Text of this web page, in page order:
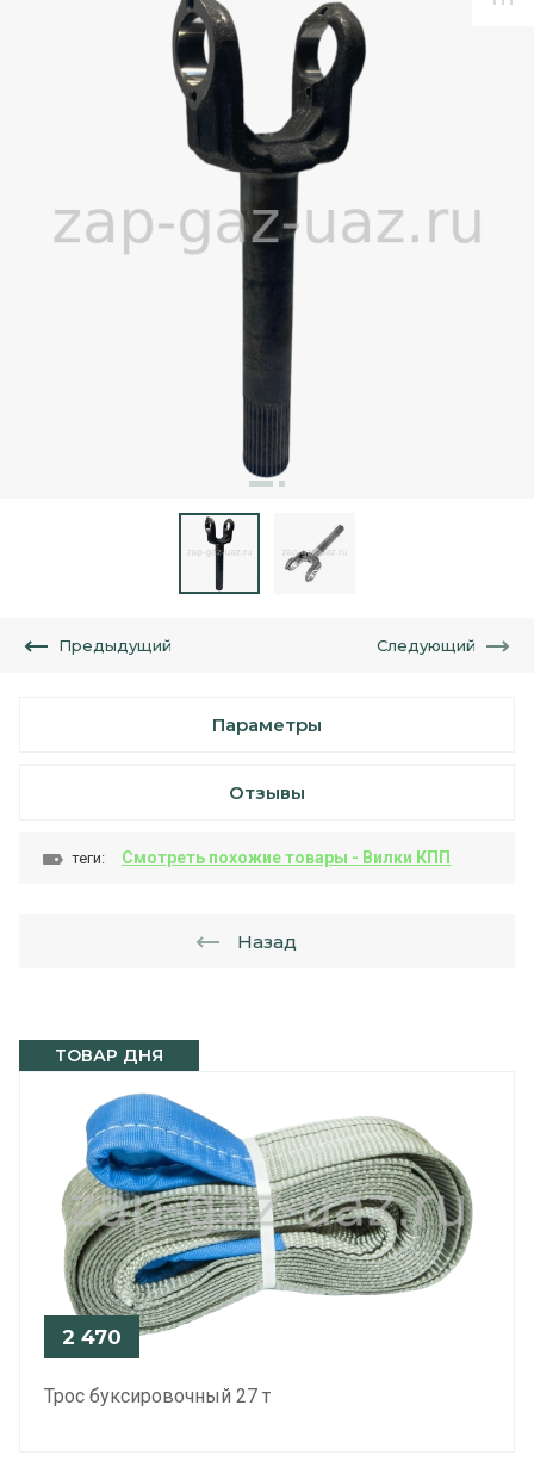
ТОВАР ДНЯ
2 470
Трос буксировочный 27 т
Предыдущий Следующий
Параметры
Отзывы
теги: Смотреть похожие товары - Вилки КПП
Назад